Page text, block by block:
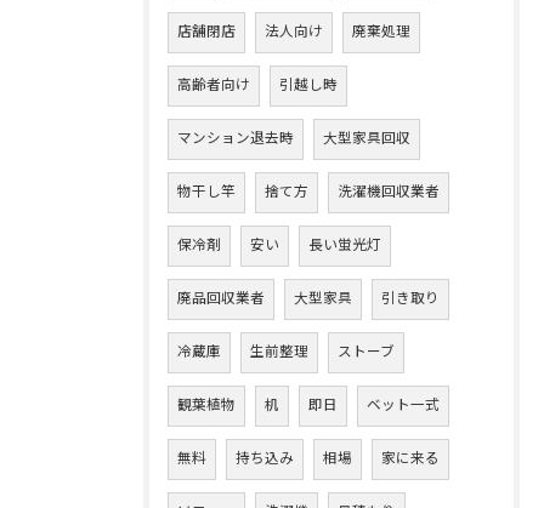
店舗閉店 法人向け 廃棄処理
高齢者向け 引越し時
マンション退去時 大型家具回収
物干し竿 捨て方 洗濯機回収業者
保冷剤 安い 長い蛍光灯
廃品回収業者 大型家具 引き取り
冷蔵庫 生前整理 ストーブ
観葉植物 机 即日 ベット一式
無料 持ち込み 相場 家に来る